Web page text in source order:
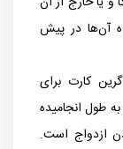
آن‌ها در پیش
کارت برای
موقت به طول انجامیده
ازدواج است.